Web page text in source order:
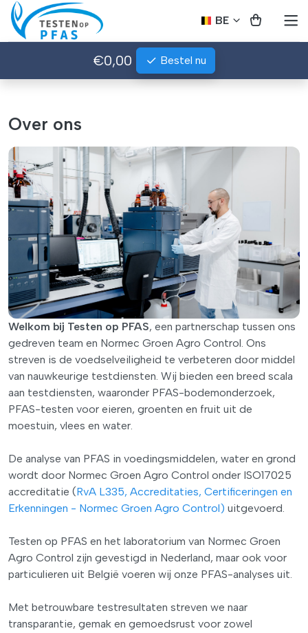
BE
€0,00 Bestel nu
Over ons
Welkom bij Testen op PFAS, een partnerschap tussen ons
gedreven team en Normec Groen Agro Control. Ons
streven is de voedselveiligheid te verbeteren door middel
van nauwkeurige testdiensten. Wij bieden een breed scala
aan testdiensten, waaronder PFAS-bodemonderzoek,
PFAS-testen voor eieren, groenten en fruit uit de
moestuin, vlees en water.
De analyse van PFAS in voedingsmiddelen, water en grond
wordt door Normec Groen Agro Control onder ISO17025
accreditatie (RvA L335, Accreditaties, Certificeringen en
Erkenningen - Normec Groen Agro Control) uitgevoerd.
Testen op PFAS en het laboratorium van Normec Groen
Agro Control zijn gevestigd in Nederland, maar ook voor
particulieren uit België voeren wij onze PFAS-analyses uit.
Met betrouwbare testresultaten streven we naar
transparantie, gemak en gemoedsrust voor zowel